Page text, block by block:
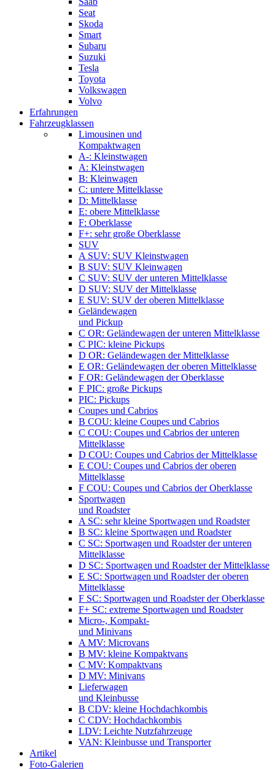
Seat
Skoda
Smart
Subaru
Suzuki
Tesla
Toyota
Volkswagen
Volvo
Erfahrungen
Fahrzeugklassen
Limousinen und
Kompaktwagen
A-: Kleinstwagen
A: Kleinstwagen
B: Kleinwagen
C: untere Mittelklasse
D: Mittelklasse
E: obere Mittelklasse
F: Oberklasse
F+: sehr große Oberklasse
SUV
A SUV: SUV Kleinstwagen
B SUV: SUV Kleinwagen
C SUV: SUV der unteren Mittelklasse
D SUV: SUV der Mittelklasse
E SUV: SUV der oberen Mittelklasse
Geländewagen
und Pickup
C OR: Geländewagen der unteren Mittelklasse
C PIC: kleine Pickups
D OR: Geländewagen der Mittelklasse
E OR: Geländewagen der oberen Mittelklasse
F OR: Geländewagen der Oberklasse
F PIC: große Pickups
PIC: Pickups
Coupes und Cabrios
B COU: kleine Coupes und Cabrios
C COU: Coupes und Cabrios der unteren
Mittelklasse
D COU: Coupes und Cabrios der Mittelklasse
E COU: Coupes und Cabrios der oberen
Mittelklasse
F COU: Coupes und Cabrios der Oberklasse
Sportwagen
und Roadster
A SC: sehr kleine Sportwagen und Roadster
B SC: kleine Sportwagen und Roadster
C SC: Sportwagen und Roadster der unteren
Mittelklasse
D SC: Sportwagen und Roadster der Mittelklasse
E SC: Sportwagen und Roadster der oberen
Mittelklasse
F SC: Sportwagen und Roadster der Oberklasse
F+ SC: extreme Sportwagen und Roadster
Micro-, Kompakt-
und Minivans
A MV: Microvans
B MV: kleine Kompaktvans
C MV: Kompaktvans
D MV: Minivans
Lieferwagen
und Kleinbusse
B CDV: kleine Hochdachkombis
C CDV: Hochdachkombis
LDV: Leichte Nutzfahrzeuge
VAN: Kleinbusse und Transporter
Artikel
Foto-Galerien